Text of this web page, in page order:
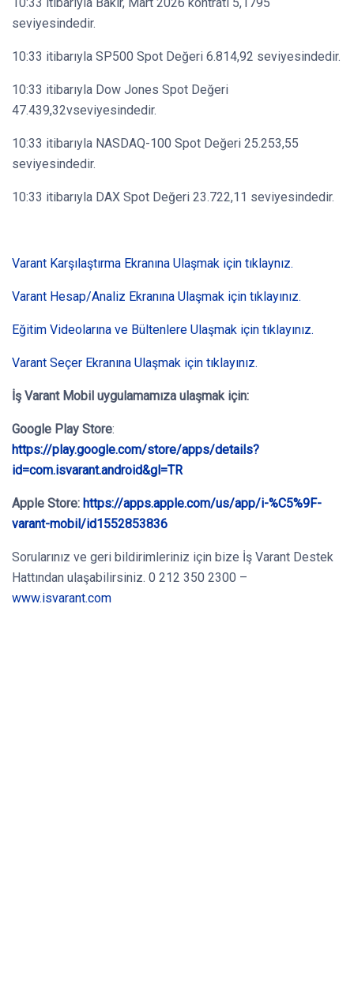
seviyesindedir.
10:33 itibarıyla SP500 Spot Değeri 6.814,92 seviyesindedir.
10:33 itibarıyla Dow Jones Spot Değeri
47.439,32vseviyesindedir.
10:33 itibarıyla NASDAQ-100 Spot Değeri 25.253,55
seviyesindedir.
10:33 itibarıyla DAX Spot Değeri 23.722,11 seviyesindedir.
Varant Karşılaştırma Ekranına Ulaşmak için tıklaynız.
Varant Hesap/Analiz Ekranına Ulaşmak için tıklayınız.
Eğitim Videolarına ve Bültenlere Ulaşmak için tıklayınız.
Varant Seçer Ekranına Ulaşmak için tıklayınız.
İş Varant Mobil uygulamamıza ulaşmak için:
Google Play Store:
https://play.google.com/store/apps/details?
id=com.isvarant.android&gl=TR
Apple Store: https://apps.apple.com/us/app/i-%C5%9F-
varant-mobil/id1552853836
Sorularınız ve geri bildirimleriniz için bize İş Varant Destek
Hattından ulaşabilirsiniz. 0 212 350 2300 –
www.isvarant.com